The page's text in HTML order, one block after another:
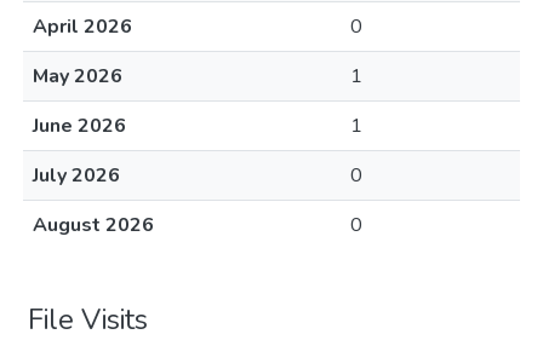
April 2026
0
May 2026
1
June 2026
1
July 2026
0
August 2026
0
File Visits